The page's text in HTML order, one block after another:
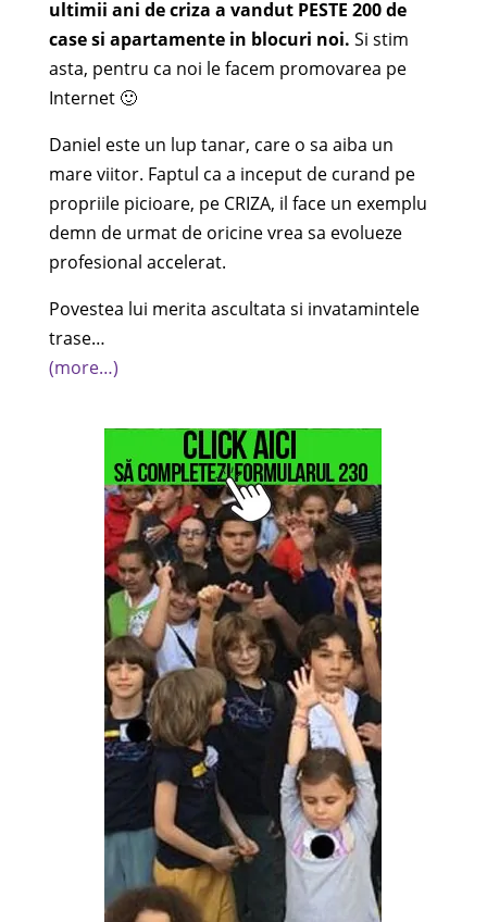
ultimii ani de criza a vandut PESTE 200 de
case si apartamente in blocuri noi. Si stim
asta, pentru ca noi le facem promovarea pe
Internet 🙂
Daniel este un lup tanar, care o sa aiba un
mare viitor. Faptul ca a inceput de curand pe
propriile picioare, pe CRIZA, il face un exemplu
demn de urmat de oricine vrea sa evolueze
profesional accelerat.
Povestea lui merita ascultata si invatamintele
trase…
(more…)